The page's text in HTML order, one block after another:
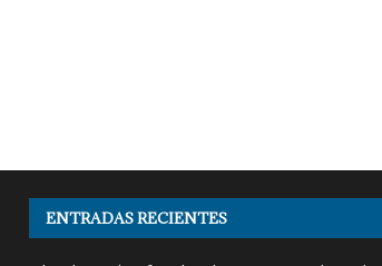
ENTRADAS RECIENTES